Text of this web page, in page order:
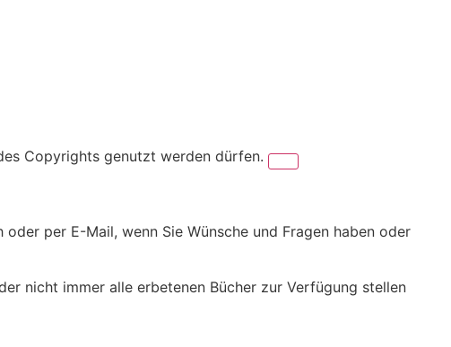
Copyrights genutzt werden dürfen.
per E-Mail, wenn Sie Wünsche und Fragen haben oder
nicht immer alle erbetenen Bücher zur Verfügung stellen